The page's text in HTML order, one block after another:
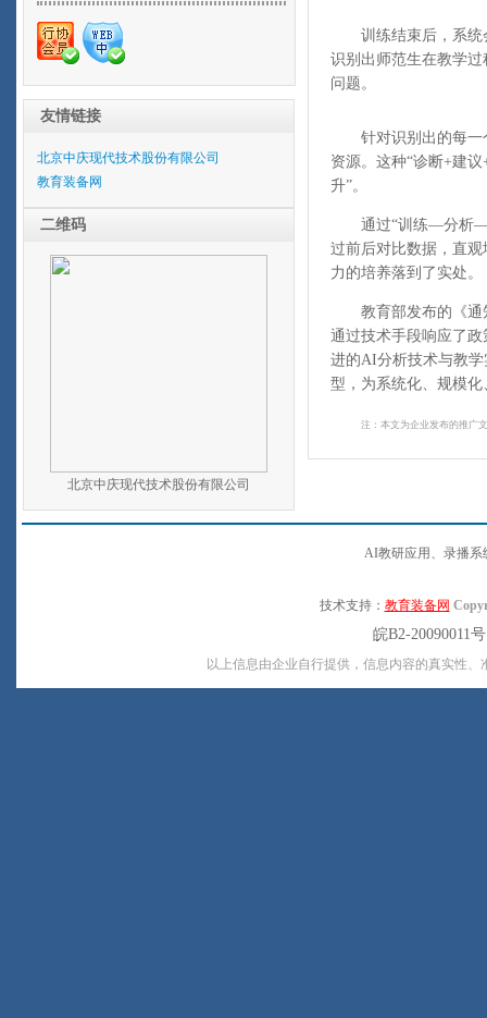
友情链接
北京中庆现代技术股份有限公司
教育装备网
二维码
北京中庆现代技术股份有限公司
训练结束后，系统会
识别出师范生在教学
问题。
针对识别出的每一个
资源。这种“诊断+建
升”。
通过“训练—分析—指
过前后对比数据，直
力的培养落到了实处。
教育部发布的《通知
通过技术手段响应了
进的AI分析技术与教
型，为系统化、规模
注：本文为企业发布的推广
AI教研应用、录播系
技术支持： 教育装备网
皖B2-20090011
以上信息由企业自行提供，信息内容的真实性